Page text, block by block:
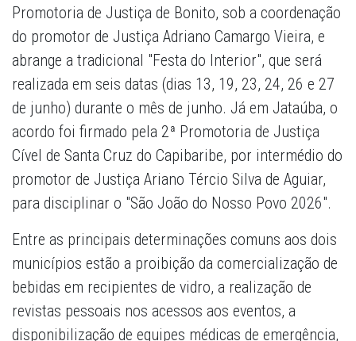
Promotoria de Justiça de Bonito, sob a coordenação
do promotor de Justiça Adriano Camargo Vieira, e
abrange a tradicional "Festa do Interior", que será
realizada em seis datas (dias 13, 19, 23, 24, 26 e 27
de junho) durante o mês de junho. Já em Jataúba, o
acordo foi firmado pela 2ª Promotoria de Justiça
Cível de Santa Cruz do Capibaribe, por intermédio do
promotor de Justiça Ariano Tércio Silva de Aguiar,
para disciplinar o "São João do Nosso Povo 2026".
Entre as principais determinações comuns aos dois
municípios estão a proibição da comercialização de
bebidas em recipientes de vidro, a realização de
revistas pessoais nos acessos aos eventos, a
disponibilização de equipes médicas de emergência,